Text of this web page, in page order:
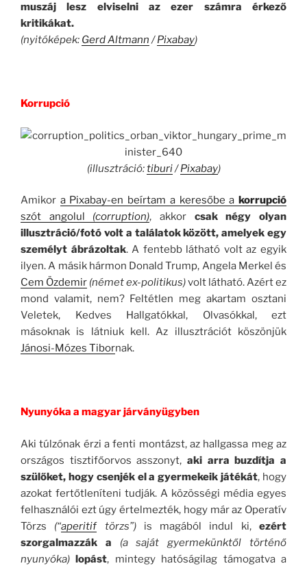
muszáj lesz elviselni az ezer számra érkező
kritikákat.
(nyitóképek: Gerd Altmann /Pixabay)
Korrupció
(illusztráció:tiburi/Pixabay)
Amikor a Pixabay-en beírtam a keresőbe a korrupció
szót angolul (corruption), akkor csak négy olyan
illusztráció/fotó volt a találatok között, amelyek egy
személyt ábrázoltak. A fentebb látható volt az egyik
ilyen. A másik hármon Donald Trump, Angela Merkel és
Cem Özdemir (német ex-politikus)volt látható. Azért ez
mond valamit, nem? Feltétlen meg akartam osztani
Veletek, Kedves Hallgatókkal, Olvasókkal, ezt
másoknak is látniuk kell. Az illusztrációt köszönjük
Jánosi-Mózes Tibornak.
Nyunyóka a magyar járványügyben
Aki túlzónak érzi a fenti montázst, az hallgassa meg az
országos tisztifőorvos asszonyt, aki arra buzdítja a
szülőket, hogy csenjék el a gyermekeik játékát, hogy
azokat fertőtleníteni tudják. A közösségi média egyes
felhasználói ezt úgy értelmezték, hogy már az Operatív
Törzs (“aperitiftörzs”)is magából indul ki,ezért
szorgalmazzák a
(a saját gyermekünktől történő
nyunyóka) lopást, mintegy hatóságilag támogatva a